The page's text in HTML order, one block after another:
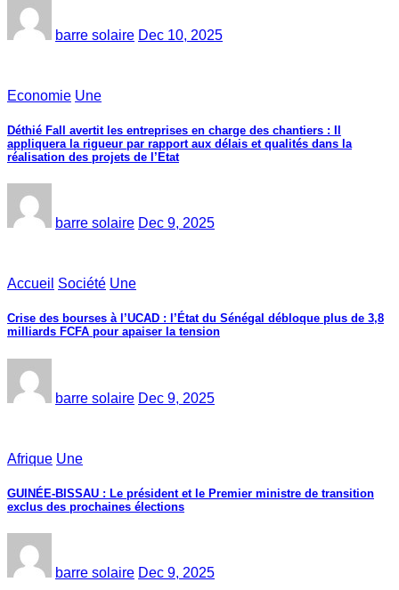
barre solaire Dec 10, 2025
Economie Une
Déthié Fall avertit les entreprises en charge des chantiers : Il
appliquera la rigueur par rapport aux délais et qualités dans la
réalisation des projets de l’Etat
barre solaire Dec 9, 2025
Accueil Société Une
Crise des bourses à l’UCAD : l’État du Sénégal débloque plus de 3,8
milliards FCFA pour apaiser la tension
barre solaire Dec 9, 2025
Afrique Une
GUINÉE-BISSAU : Le président et le Premier ministre de transition
exclus des prochaines élections
barre solaire Dec 9, 2025